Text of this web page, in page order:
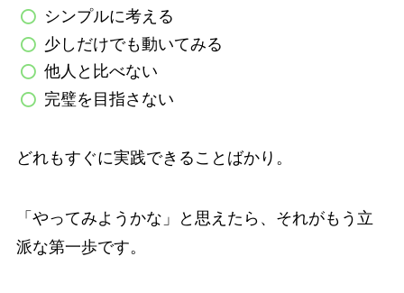
シンプルに考える
少しだけでも動いてみる
他人と比べない
完璧を目指さない
どれもすぐに実践できることばかり。
「やってみようかな」と思えたら、それがもう立
派な第一歩です。